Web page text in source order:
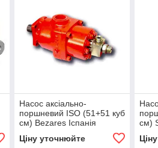
Насос аксіально-
поршневий ISO (51+51 куб
см) Bezares Іспанія
РЕВЕРСИВНИЙ
Ціну уточнюйте
см)